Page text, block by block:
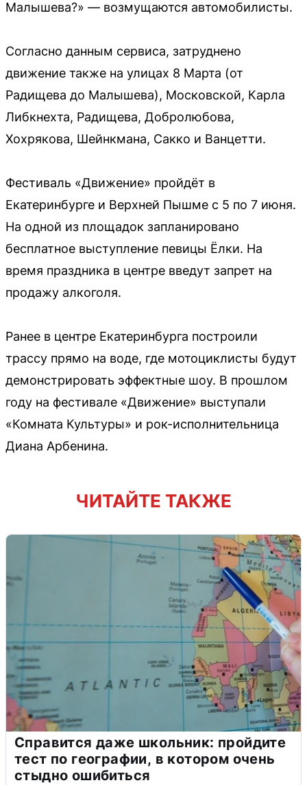
Малышева?» — возмущаются автомобилисты.
Согласно данным сервиса, затруднено
движение также на улицах 8 Марта (от
Радищева до Малышева), Московской, Карла
Либкнехта, Радищева, Добролюбова,
Хохрякова, Шейнкмана, Сакко и Ванцетти.
Фестиваль «Движение» пройдёт в
Екатеринбурге и Верхней Пышме с 5 по 7 июня.
На одной из площадок запланировано
бесплатное выступление певицы Ёлки. На
время праздника в центре введут запрет на
продажу алкоголя.
Ранее в центре Екатеринбурга построили
трассу прямо на воде, где мотоциклисты будут
демонстрировать эффектные шоу. В прошлом
году на фестивале «Движение» выступали
«Комната Культуры» и рок-исполнительница
Диана Арбенина.
ЧИТАЙТЕ ТАКЖЕ
Справится даже школьник: пройдите
тест по географии, в котором очень
стыдно ошибиться